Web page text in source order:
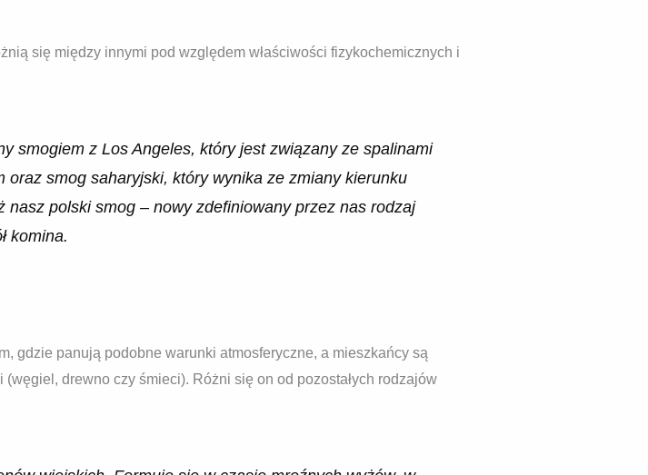
się między innymi pod względem właściwości fizykochemicznych i
smogiem z Los Angeles, który jest związany ze spalinami
oraz smog saharyjski, który wynika ze zmiany kierunku
polski smog – nowy zdefiniowany przez nas rodzaj
komina.
gdzie panują podobne warunki atmosferyczne, a mieszkańcy są
drewno czy śmieci). Różni się on od pozostałych rodzajów